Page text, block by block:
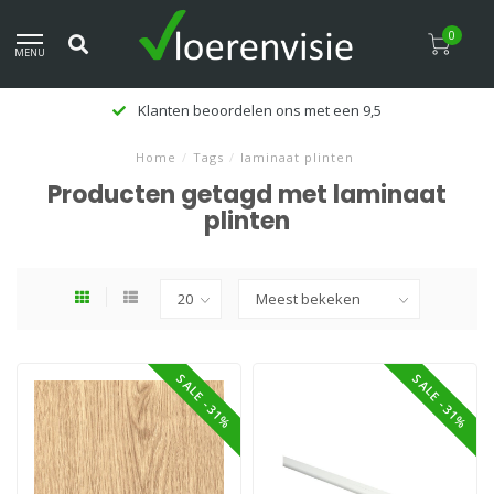
MENU
0
Klanten beoordelen ons met een 9,5
Home / Tags / laminaat plinten
Producten getagd met laminaat
plinten
SALE -31% SALE -31%